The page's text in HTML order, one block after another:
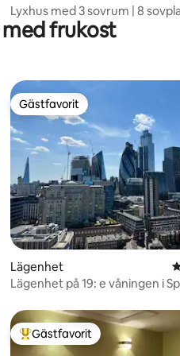
Lyxhus med 3 sovrum | 8
badrum | Parkering
frukost
betyg, 233
Gästfavorit
Gästfavorit
Lägenhet
Lägenhet på 19: e våningen i
Populär gästfavorit
Gästfavorit